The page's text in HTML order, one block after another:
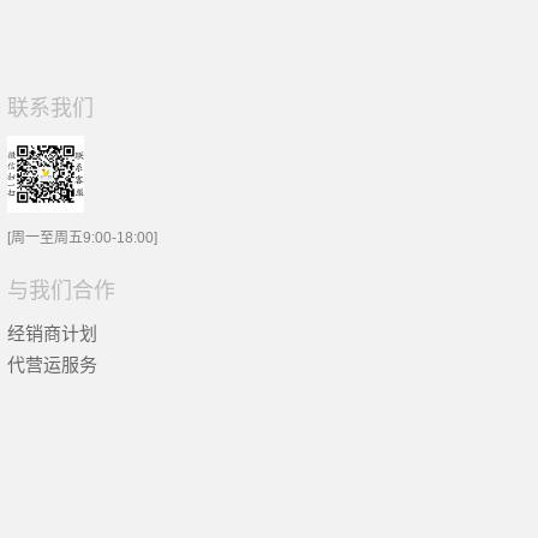
联系我们
[周一至周五9:00-18:00]
与我们合作
经销商计划
代营运服务